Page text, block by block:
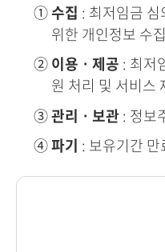
①수집 : 최저임금
위한 개인정보 수집
② 이용ㆍ제공 : 최저
원 처리 및 서비스
③관리ㆍ보관 : 정보
④파기 : 보유기간